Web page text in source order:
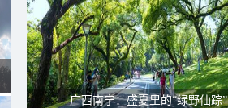
广西南宁：盛夏里的“绿野仙踪”